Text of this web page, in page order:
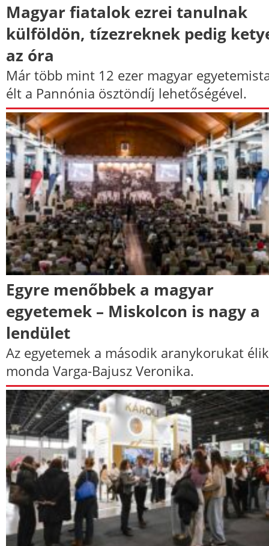
Magyar fiatalok ezrei tanulnak
külföldön, tízezreknek pedig
az óra
Már több mint 12 ezer magyar
élt a Pannónia ösztöndíj lehetőségével.
Egyre menőbbek a magyar
egyetemek – Miskolcon is nagy a
lendület
Az egyetemek a második aranykorukat
monda Varga-Bajusz Veronika.